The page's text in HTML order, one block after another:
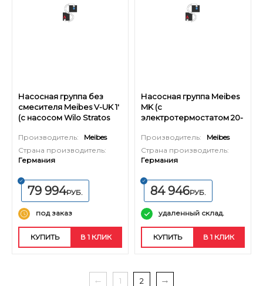
Насосная группа без
смесителя Meibes V-UK 1'
(с насосом Wilo Stratos
Производитель:
Meibes
Страна производитель:
Германия
79 994РУБ.
под заказ
КУПИТЬ В 1 КЛИК
Насосная группа Meibes
MK (с
электротермостатом 20-
Grundfos UPS 25-60
Производитель:
Meibes
Страна производитель:
Германия
84 946РУБ.
удаленный склад.
КУПИТЬ В 1 КЛИК
1 2